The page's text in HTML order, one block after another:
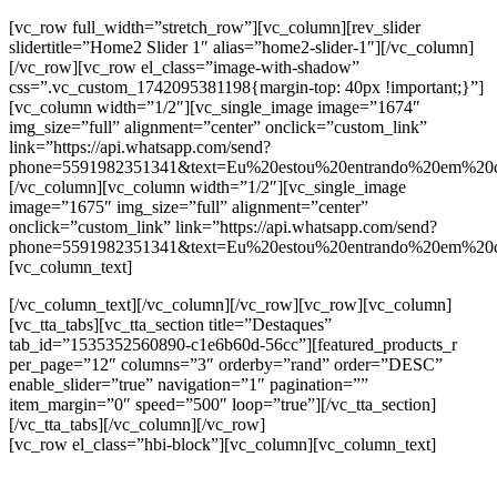
[vc_row full_width=”stretch_row”][vc_column][rev_slider
slidertitle=”Home2 Slider 1″ alias=”home2-slider-1″][/vc_column]
[/vc_row][vc_row el_class=”image-with-shadow”
css=”.vc_custom_1742095381198{margin-top: 40px !important;}”]
[vc_column width=”1/2″][vc_single_image image=”1674″
img_size=”full” alignment=”center” onclick=”custom_link”
link=”https://api.whatsapp.com/send?
[/vc_column][vc_column width=”1/2″][vc_single_image
image=”1675″ img_size=”full” alignment=”center”
onclick=”custom_link” link=”https://api.whatsapp.com/send?
[vc_column_text]
[/vc_column_text][/vc_column][/vc_row][vc_row][vc_column]
[vc_tta_tabs][vc_tta_section title=”Destaques”
tab_id=”1535352560890-c1e6b60d-56cc”][featured_products_r
per_page=”12″ columns=”3″ orderby=”rand” order=”DESC”
enable_slider=”true” navigation=”1″ pagination=””
item_margin=”0″ speed=”500″ loop=”true”][/vc_tta_section]
[/vc_tta_tabs][/vc_column][/vc_row]
[vc_row el_class=”hbi-block”][vc_column][vc_column_text]